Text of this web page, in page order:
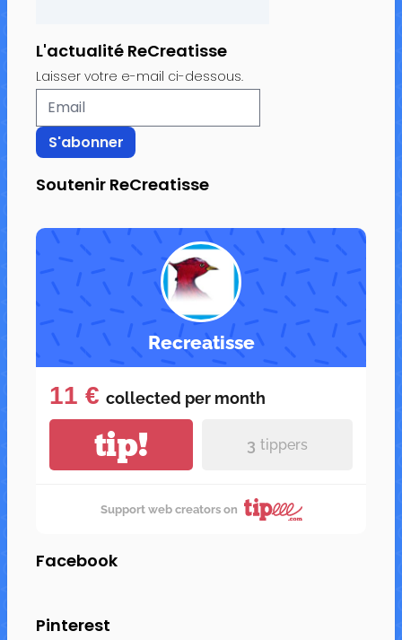
L'actualité ReCreatisse
Laisser votre e-mail ci-dessous.
Soutenir ReCreatisse
Recreatisse
11 € collected per month
tip! 3 tippers
Support web creators on
Facebook
Pinterest